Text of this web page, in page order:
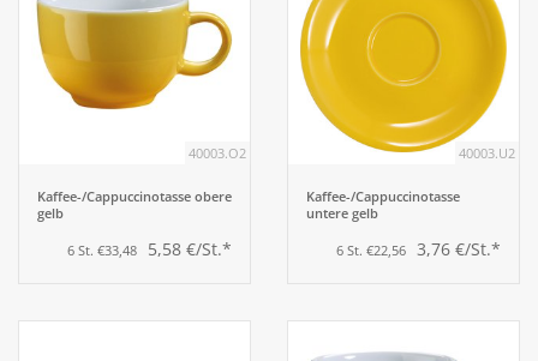
Küchenmöbel
40003.O2
Kaffee-/Cappuccinotasse obere
gelb
6 St. €33,48 5,58 €/St.*
40003.U2
Kaffee-/Cappuccinotasse
untere gelb
6 St. €22,56 3,76 €/St.*